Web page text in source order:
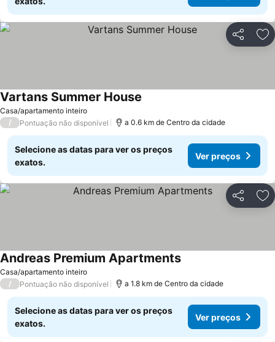
Partilhar
Casa/apartamento inteiro
Vartans Summer House
/ Pontuação não disponível a 0.6 km de Centro da cidade
Selecione as datas para ver os preços
exatos.
Ver preços
Partilhar
Casa/apartamento inteiro
Andreas Premium Apartments
/ Pontuação não disponível a 1.8 km de Centro da cidade
Selecione as datas para ver os preços
exatos.
Ver preços